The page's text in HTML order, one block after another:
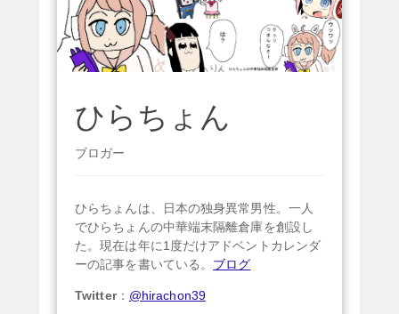
ひらちょん
ブロガー
ひらちょんは、日本の独身異常男性。一人
でひらちょんの中華端末隔離倉庫を創設し
た。現在は年に1度だけアドベントカレンダ
ーの記事を書いている。 ブログ
Twitter： @hirachon39